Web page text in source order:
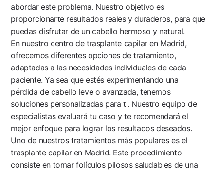
abordar este problema. Nuestro objetivo es
proporcionarte resultados reales y duraderos, para que
puedas disfrutar de un cabello hermoso y natural.
En nuestro centro de trasplante capilar en Madrid,
ofrecemos diferentes opciones de tratamiento,
adaptadas a las necesidades individuales de cada
paciente. Ya sea que estés experimentando una
pérdida de cabello leve o avanzada, tenemos
soluciones personalizadas para ti. Nuestro equipo de
especialistas evaluará tu caso y te recomendará el
mejor enfoque para lograr los resultados deseados.
Uno de nuestros tratamientos más populares es el
trasplante capilar en Madrid. Este procedimiento
consiste en tomar folículos pilosos saludables de una